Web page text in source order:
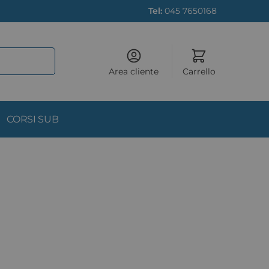
Tel: 045 7650168
Area cliente Carrello
CORSI SUB